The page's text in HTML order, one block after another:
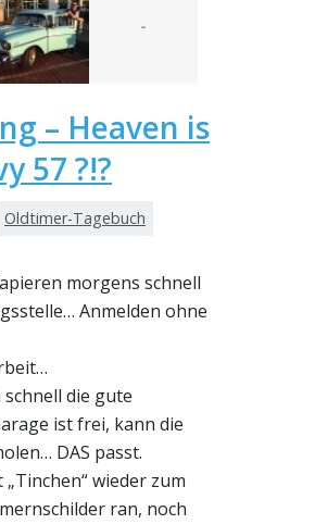
-
– Heaven is
57 ?!?
Oldtimer-Tagebuch
morgens schnell
Anmelden ohne
die gute
ist frei, kann die
DAS passt.
wieder zum
ran, noch